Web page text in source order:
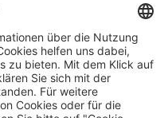
uns
Kontakt
Karriere